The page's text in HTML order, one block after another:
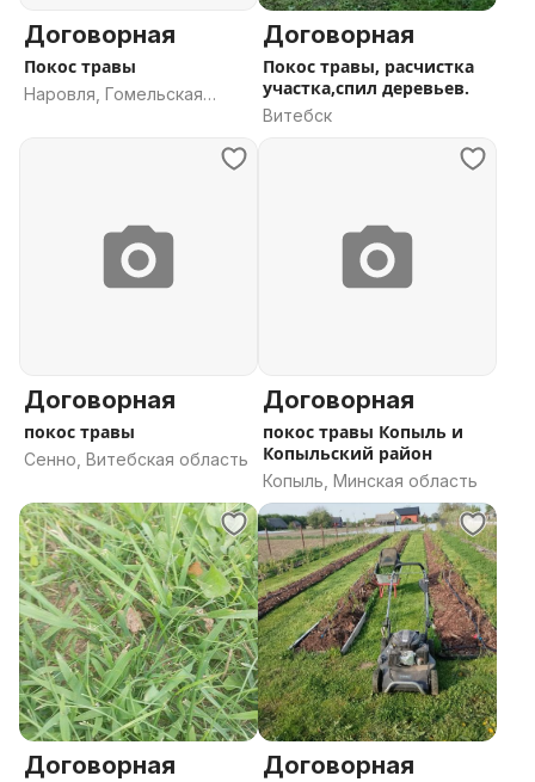
Договорная
Покос травы
Наровля, Гомельская
Договорная
Покос травы, расчистка
участка,спил деревьев.
Витебск
Договорная
покос травы
Сенно, Витебская область
Договорная
покос травы Копыль и
Копыльский район
Копыль, Минская область
Договорная Договорная